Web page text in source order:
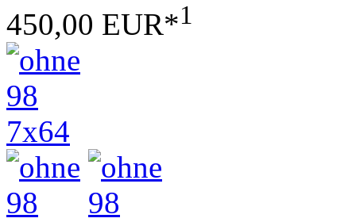
450,00 EUR*1